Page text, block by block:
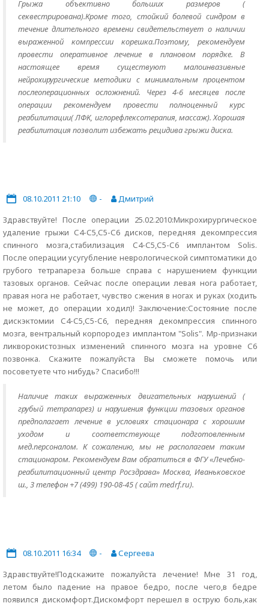
Грыжа объективно больших размеров (
секвестрирована).Кроме того, стойкий болевой синдром в
течение длительного времени свидетельствует о наличии
выраженной компрессии корешка.Поэтому, рекомендуем
провести оперативное лечение в плановом порядке. В
настоящее время существуют малоинвазивные
нейрохирургические методики с минимальным процентом
послеоперационных осложнений. Через 4-6 месяцев после
операции рекомендуем провести полноценный курс
реабилитации( ЛФК, иглорефлексотерапия, массаж). Хорошая
реабилитация позволит избежать рецидива грыжи диска.
08.10.2011 21:10 -
Дмитрий
Здравствуйте! После операции 25.02.2010:Микрохирургическое
удаление грыжи С4-С5,С5-С6 дисков, передняя декомпрессия
спинного мозга,стабилизация С4-С5,С5-С6 имплантом Solis.
После операции усугубление неврологической симптоматики до
грубого тетрапареза больше справа с нарушением функции
тазовых органов. Сейчас после операции левая нога работает,
правая нога не работает, чувство сжения в ногах и руках (ходить
не может, до операции ходил)! Заключение:Состояние после
дискэктомии С4-С5,С5-С6, передняя декомпрессия спинного
мозга, вентральный корпородез имплантом "Solis". Мр-признаки
ликворокистозных изменений спинного мозга на уровне С6
позвонка. Скажите пожалуйста Вы сможете помочь или
посоветуете что нибудь? Спасибо!!!
Наличие таких выраженных двигательных нарушений (
грубый тетрапарез) и нарушения функции тазовых органов
предполагает лечение в условиях стационара с хорошим
уходом и соответствующе подготовленным
мед.персоналом. К сожалению, мы не располагаем таким
стационаром. Рекомендуем Вам обратиться в ФГУ «Лечебно-
реабилитационный центр Росздрава» Москва, Иваньковское
ш., 3 телефон +7 (499) 190-08-45 ( сайт medrf.ru).
08.10.2011 16:34 -
Сергеева
Здравствуйте!Подскажите пожалуйста лечение! Мне 31 год,
летом было падение на правое бедро, после чего,в бедре
появился дискомфорт.Дискомфорт перешел в острую боль,как